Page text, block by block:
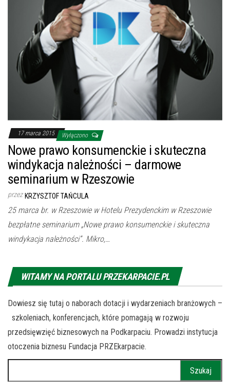
17 marca 2015 Wyłączono
Nowe prawo konsumenckie i skuteczna
windykacja należności – darmowe
seminarium w Rzeszowie
przez KRZYSZTOF TAŃCULA
25 marca br. w Rzeszowie w Hotelu Prezydenckim w Rzeszowie
bezpłatne seminarium „Nowe prawo konsumenckie i skuteczna
windykacja należności”. Mikro,…
WITAMY NA PORTALU PRZEKARPACIE.PL
Dowiesz się tutaj o naborach dotacji i wydarzeniach branżowych –
szkoleniach, konferencjach, które pomagają w rozwoju
przedsięwzięć biznesowych na Podkarpaciu. Prowadzi instytucja
otoczenia biznesu Fundacja PRZEkarpacie.